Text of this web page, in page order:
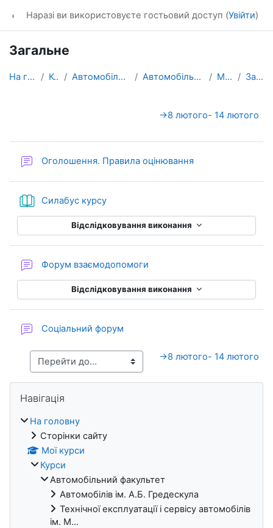
Наразі ви використовуєте гостьовий доступ (Увійти)
Загальне
На головну Курси Автомобільний факультет Автомобільної електроніки МЕС_Ч.2 Загальне
→8 лютого- 14 лютого
Оголошення. Правила оцінювання
Силабус курсуКнига
Відслідковування виконання
Форум взаємодопомоги
Відслідковування виконання
Соціальний форум
→8 лютого- 14 лютого
Навігація
На головну
Сторінки сайту
Мої курси
Курси
Автомобільний факультет
Автомобілів ім. А.Б. Гредескула
Технічної експлуатації і сервісу автомобілів
ім. М...